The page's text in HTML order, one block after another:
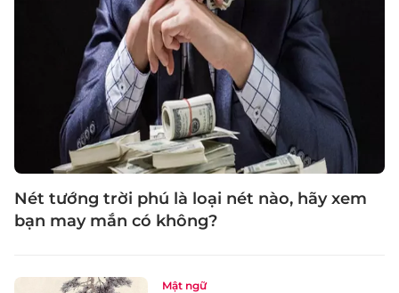
Nét tướng trời phú là loại nét nào, hãy xem
bạn may mắn có không?
Mật ngữ